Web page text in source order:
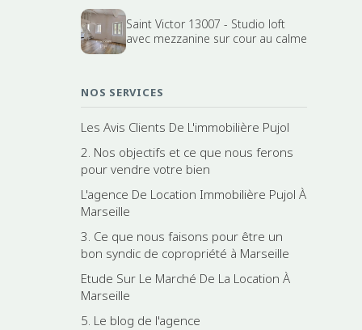
Saint Victor 13007 - Studio loft
avec mezzanine sur cour au calme
NOS SERVICES
Les Avis Clients De L'immobilière Pujol
2. Nos objectifs et ce que nous ferons
pour vendre votre bien
L'agence De Location Immobilière Pujol À
Marseille
3. Ce que nous faisons pour être un
bon syndic de copropriété à Marseille
Etude Sur Le Marché De La Location À
Marseille
5. Le blog de l'agence